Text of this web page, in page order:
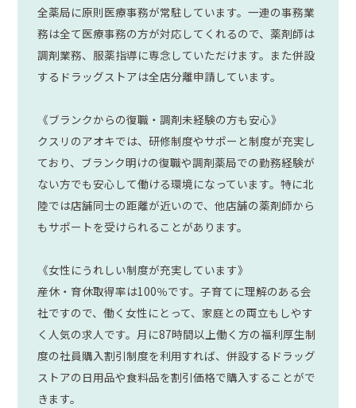
全薬局に原則医療事務が常駐しています。一連の事務業
務は全て医療事務の方が対応してくれるので、薬剤師は
調剤業務、服薬指導に専念していただけます。また併設
するドラッグストアは全店分離申請しています。
《ブランクからの復職・調剤未経験の方も安心》
クスリのアオキでは、研修制度やサポーと制度が充実し
ており、ブランク明けの復職や調剤薬局での勤務経験が
ない方でも安心して働ける環境になっています。特に北
陸では店舗同士の距離が近いので、他店舗の薬剤師から
もサポートを受けられることがあります。
《女性にうれしい制度が充実しています》
産休・育休取得率は100％です。子育てに理解のある会
社ですので、働く女性にとって、家庭との両立もしやす
く人気の求人です。月に87時間以上働く方の福利厚生制
度の社員購入割引制度を利用すれば、併設するドラッグ
ストアの日用品や食料品を割引価格で購入することがで
きます。